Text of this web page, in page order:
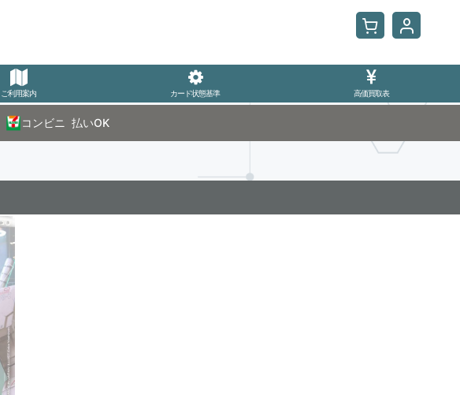
ご利用案内 カード状態基準 高価買取表
コンビニ 払いOK